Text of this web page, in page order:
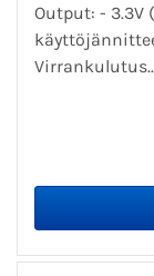
Output: - 3.3V